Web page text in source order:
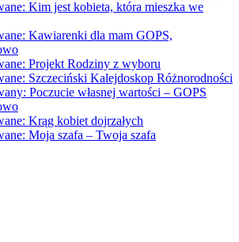
Kim jest kobieta, która mieszka we
Kawiarenki dla mam GOPS,
Projekt Rodziny z wyboru
Szczeciński Kalejdoskop Różnorodności
Poczucie własnej wartości – GOPS
Krąg kobiet dojrzałych
Moja szafa – Twoja szafa